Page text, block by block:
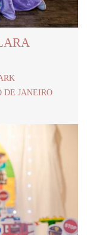
DE JANEIRO